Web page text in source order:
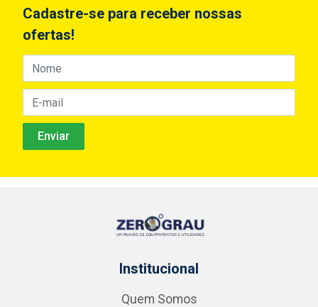
Cadastre-se para receber nossas
ofertas!
Institucional
Quem Somos